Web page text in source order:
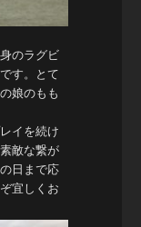
のラグビ
す。とて
娘のもも
イを続け
敵な繋が
日まで応
宜しくお